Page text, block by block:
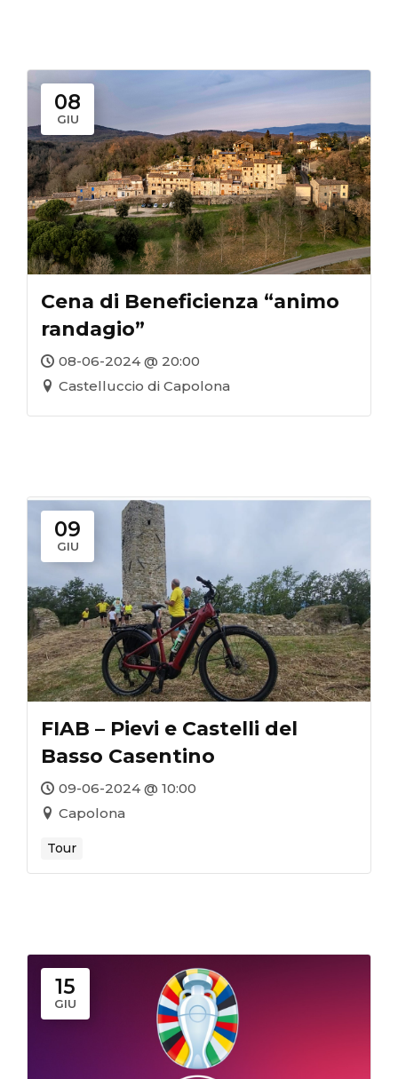
08
GIU
Cena di Beneficienza “animo
randagio”
08-06-2024 @ 20:00
Castelluccio di Capolona
09
GIU
FIAB – Pievi e Castelli del
Basso Casentino
09-06-2024 @ 10:00
Capolona
Tour
15
GIU